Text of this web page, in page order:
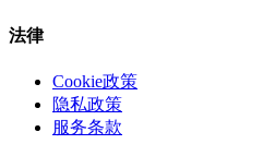
法律
Cookie政策
隐私政策
服务条款